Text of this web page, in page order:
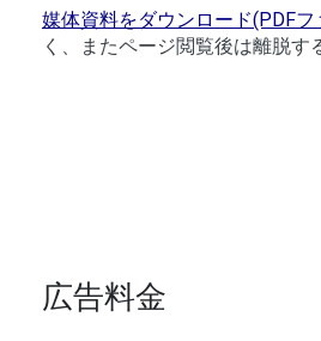
媒体資料をダウンロード(PDFフ
く、またページ閲覧後は離脱す
広告料金